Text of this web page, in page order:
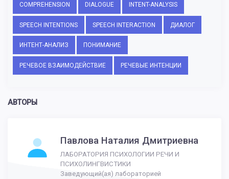
COMPREHENSION DIALOGUE INTENT-ANALYSIS
SPEECH INTENTIONS SPEECH INTERACTION ДИАЛОГ
ИНТЕНТ-АНАЛИЗ ПОНИМАНИЕ
РЕЧЕВОЕ ВЗАИМОДЕЙСТВИЕ РЕЧЕВЫЕ ИНТЕНЦИИ
АВТОРЫ
Павлова Наталия Дмитриевна
ЛАБОРАТОРИЯ ПСИХОЛОГИИ РЕЧИ И
ПСИХОЛИНГВИСТИКИ
Заведующий(ая) лабораторией